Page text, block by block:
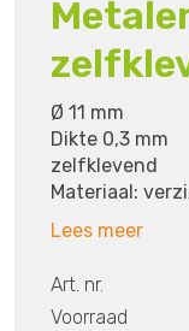
Ø 11 mm
Dikte 0,3 mm
zelfklevend
Materiaal:
Lees meer
Art. nr.
Voorraad